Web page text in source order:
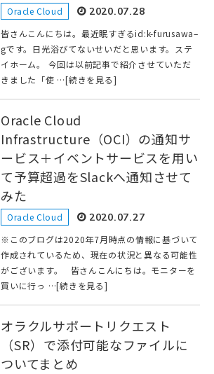
Oracle Cloud 2020.07.28
皆さんこんにちは。最近眠すぎるid:k-furusawa–
gです。日光浴びてないせいだと思います。ステ
イホーム。 今回は以前記事で紹介させていただ
きました「使 …[続きを見る]
Oracle Cloud
Infrastructure（OCI）の通知サ
ービス＋イベントサービスを用い
て予算超過をSlackへ通知させて
みた
Oracle Cloud 2020.07.27
※このブログは2020年7月時点の情報に基づいて
作成されているため、現在の状況と異なる可能性
がございます。 皆さんこんにちは。モニターを
買いに行っ …[続きを見る]
オラクルサポートリクエスト
（SR）で添付可能なファイルに
ついてまとめ